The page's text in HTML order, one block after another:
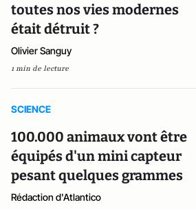
toutes nos vies modernes
était détruit ?
Olivier Sanguy
1 min de lecture
SCIENCE
100.000 animaux vont être
équipés d'un mini capteur
pesant quelques grammes
Rédaction d'Atlantico